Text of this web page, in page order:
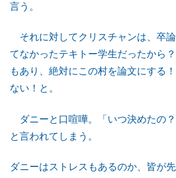
言う。
それに対してクリスチャンは、卒
てなかったテキトー学生だったから
もあり、絶対にこの村を論文にする
ない！と。
ダニーと口喧嘩。「いつ決めたの？
と言われてしまう。
ダニーはストレスもあるのか、皆が